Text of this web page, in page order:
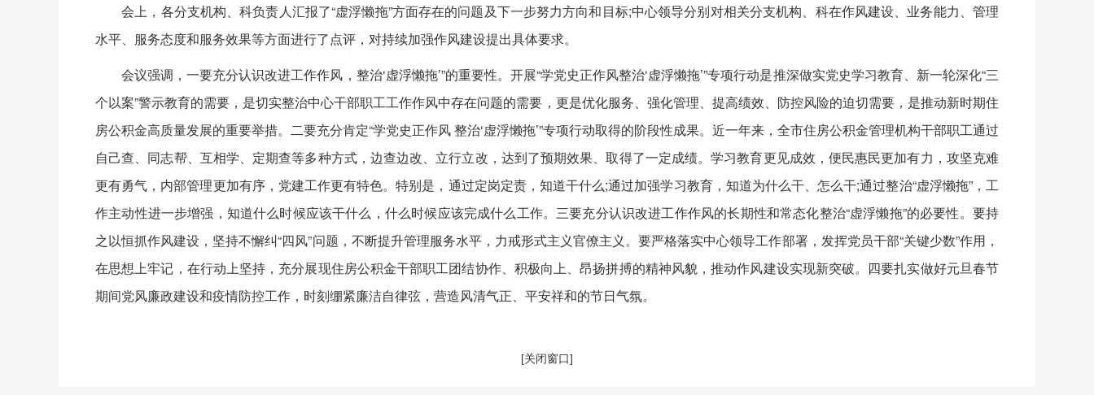
会上，各分支机构、科负责人汇报了“虚浮懒拖”方面存在的问题及下一步努力方向和目标;中心领导分别对相关分支机构、科在作风建设、业务能力、管理
水平、服务态度和服务效果等方面进行了点评，对持续加强作风建设提出具体要求。
会议强调，一要充分认识改进工作作风，整治‘虚浮懒拖’”的重要性。开展“学党史正作风整治‘虚浮懒拖’”专项行动是推深做实党史学习教育、新一轮深化“三
个以案”警示教育的需要，是切实整治中心干部职工工作作风中存在问题的需要，更是优化服务、强化管理、提高绩效、防控风险的迫切需要，是推动新时期住
房公积金高质量发展的重要举措。二要充分肯定“学党史正作风 整治‘虚浮懒拖’”专项行动取得的阶段性成果。近一年来，全市住房公积金管理机构干部职工通过
自己查、同志帮、互相学、定期查等多种方式，边查边改、立行立改，达到了预期效果、取得了一定成绩。学习教育更见成效，便民惠民更加有力，攻坚克难
更有勇气，内部管理更加有序，党建工作更有特色。特别是，通过定岗定责，知道干什么;通过加强学习教育，知道为什么干、怎么干;通过整治“虚浮懒拖”，工
作主动性进一步增强，知道什么时候应该干什么，什么时候应该完成什么工作。三要充分认识改进工作作风的长期性和常态化整治“虚浮懒拖”的必要性。要持
之以恒抓作风建设，坚持不懈纠“四风”问题，不断提升管理服务水平，力戒形式主义官僚主义。要严格落实中心领导工作部署，发挥党员干部“关键少数”作用，
在思想上牢记，在行动上坚持，充分展现住房公积金干部职工团结协作、积极向上、昂扬拼搏的精神风貌，推动作风建设实现新突破。四要扎实做好元旦春节
期间党风廉政建设和疫情防控工作，时刻绷紧廉洁自律弦，营造风清气正、平安祥和的节日气氛。
[关闭窗口]